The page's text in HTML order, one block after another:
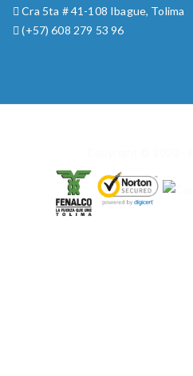
Cra 5ta # 41-108 Ibague, Tolima
(+57) 608 279 53 96